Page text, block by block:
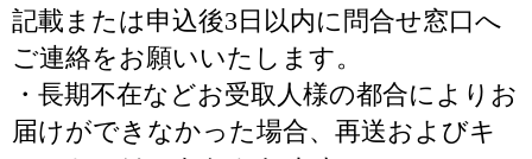
記載または申込後3日以内に問合せ窓口へ
ご連絡をお願いいたします。
・長期不在などお受取人様の都合によりお
届けができなかった場合、再送およびキ